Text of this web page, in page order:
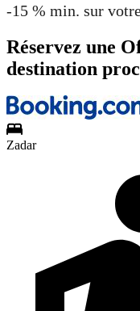
-15 % min. sur
Réservez une
destination
Zadar